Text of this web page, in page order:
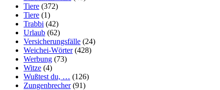
Tiere (372)
Tiere (1)
Trabbi (42)
Urlaub (62)
Versicherungsfälle (24)
Weichei-Wörter(428)
Werbung (73)
Witze (4)
Wußtest du, … (126)
Zungenbrecher(91)